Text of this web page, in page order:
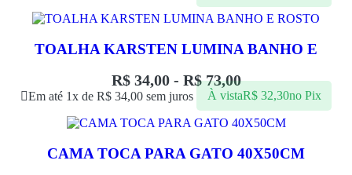
TOALHA KARSTEN LUMINA BANHO E
R$34,00 - R$73,00
Em até 1x de R$34,00sem juros À vistaR$32,30no Pix
CAMA TOCA PARA GATO 40X50CM